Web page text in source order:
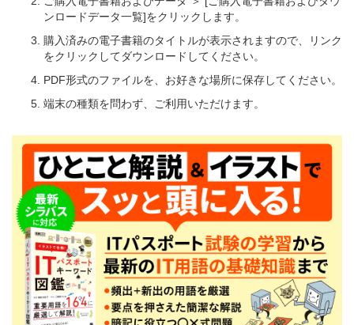
ンロードデータ一覧]をクリックします。
購入済みの電子書籍のタイトルが表示されますので、リンク
をクリックしてダウンロードしてください。
PDF形式のファイルを、お好きな場所に保存してください。
端末の種類を問わず、ご利用いただけます。